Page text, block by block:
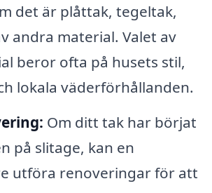
det är plåttak, tegeltak,
andra material. Valet av
beror ofta på husets stil,
lokala väderförhållanden.
Om ditt tak har börjat
på slitage, kan en
utföra renoveringar för att